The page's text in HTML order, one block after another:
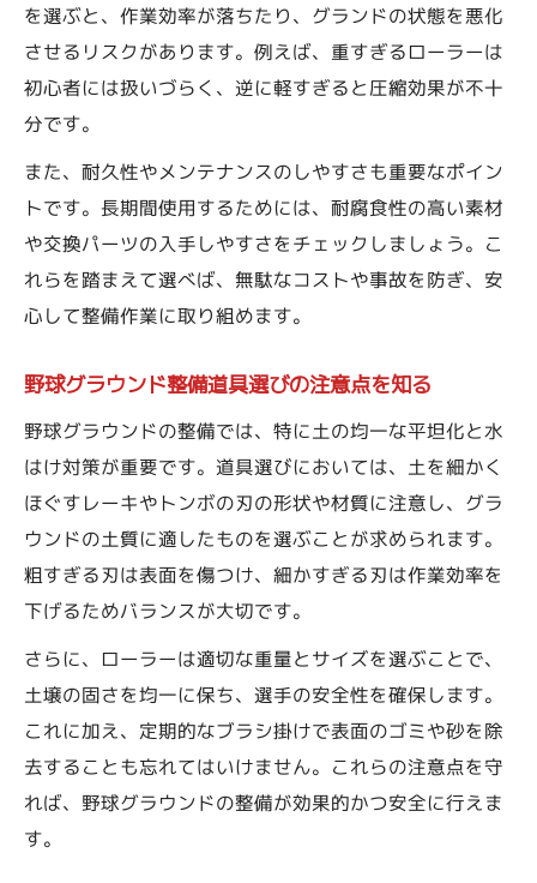
を選ぶと、作業効率が落ちたり、グランドの状態を悪化
させるリスクがあります。例えば、重すぎるローラーは
初心者には扱いづらく、逆に軽すぎると圧縮効果が不十
分です。
また、耐久性やメンテナンスのしやすさも重要なポイン
トです。長期間使用するためには、耐腐食性の高い素材
や交換パーツの入手しやすさをチェックしましょう。こ
れらを踏まえて選べば、無駄なコストや事故を防ぎ、安
心して整備作業に取り組めます。
野球グラウンド整備道具選びの注意点を知る
野球グラウンドの整備では、特に土の均一な平坦化と水
はけ対策が重要です。道具選びにおいては、土を細かく
ほぐすレーキやトンボの刃の形状や材質に注意し、グラ
ウンドの土質に適したものを選ぶことが求められます。
粗すぎる刃は表面を傷つけ、細かすぎる刃は作業効率を
下げるためバランスが大切です。
さらに、ローラーは適切な重量とサイズを選ぶことで、
土壌の固さを均一に保ち、選手の安全性を確保します。
これに加え、定期的なブラシ掛けで表面のゴミや砂を除
去することも忘れてはいけません。これらの注意点を守
れば、野球グラウンドの整備が効果的かつ安全に行えま
す。